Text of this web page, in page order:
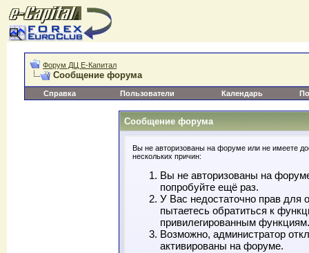
Форум ДЦ Е-Капитал
Сообщение форума
Справка Пользователи Календарь
Сообщение форума
Вы не авторизованы на форуме или не имеете
нескольких причин:
Вы не авторизованы на
попробуйте ещё раз.
У Вас недостаточно прав для
пытаетесь обратиться к
привилегированным функциям.
Возможно, администратор
активированы на форуме.